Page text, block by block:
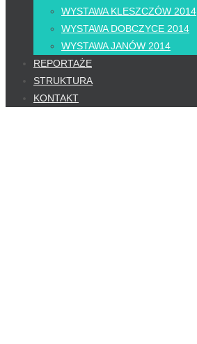
WYSTAWA KLESZCZÓW 2014
WYSTAWA DOBCZYCE 2014
WYSTAWA JANÓW 2014
REPORTAŻE
STRUKTURA
KONTAKT